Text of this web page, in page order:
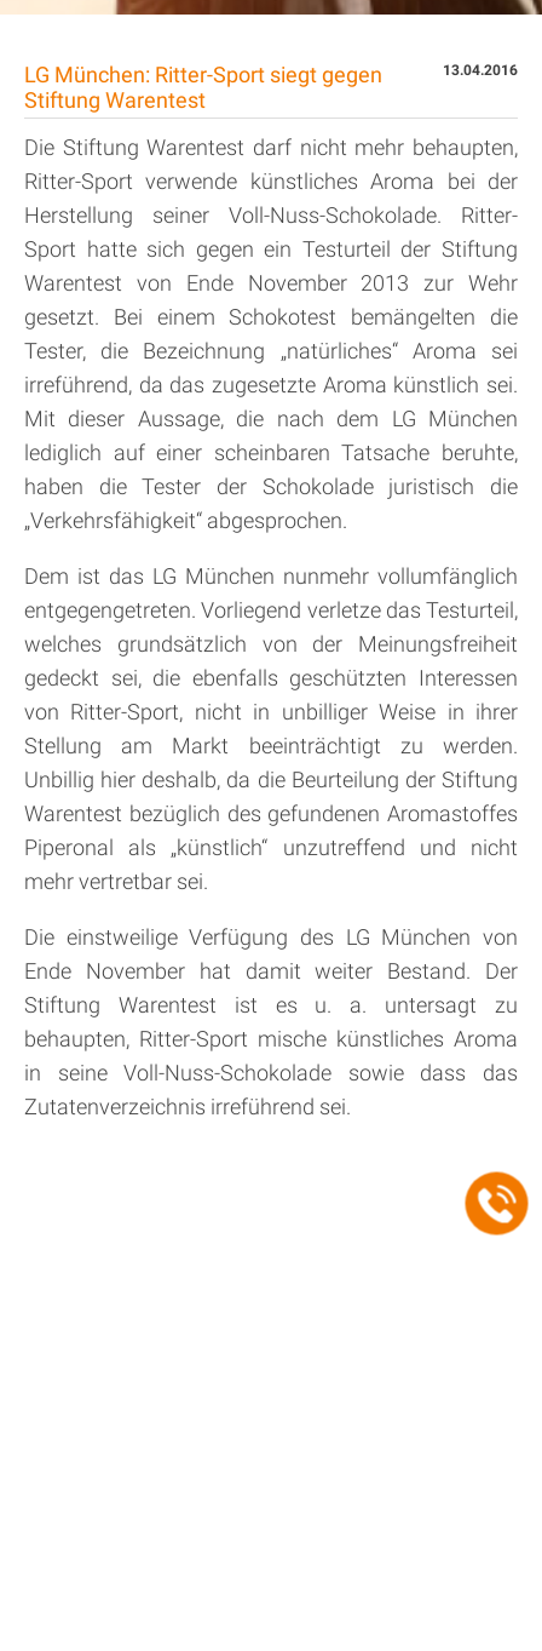
13.04.2016
LG München: Ritter-Sport siegt gegen
Stiftung Warentest
Die Stiftung Warentest darf nicht mehr behaupten,
Ritter-Sport verwende künstliches Aroma bei der
Herstellung seiner Voll-Nuss-Schokolade. Ritter-
Sport hatte sich gegen ein Testurteil der Stiftung
Warentest von Ende November 2013 zur Wehr
gesetzt. Bei einem Schokotest bemängelten die
Tester, die Bezeichnung „natürliches“ Aroma sei
irreführend, da das zugesetzte Aroma künstlich sei.
Mit dieser Aussage, die nach dem LG München
lediglich auf einer scheinbaren Tatsache beruhte,
haben die Tester der Schokolade juristisch die
„Verkehrsfähigkeit“ abgesprochen.
Dem ist das LG München nunmehr vollumfänglich
entgegengetreten. Vorliegend verletze das Testurteil,
welches grundsätzlich von der Meinungsfreiheit
gedeckt sei, die ebenfalls geschützten Interessen
von Ritter-Sport, nicht in unbilliger Weise in ihrer
Stellung am Markt beeinträchtigt zu werden.
Unbillig hier deshalb, da die Beurteilung der Stiftung
Warentest bezüglich des gefundenen Aromastoffes
Piperonal als „künstlich“ unzutreffend und nicht
mehr vertretbar sei.
Die einstweilige Verfügung des LG München von
Ende November hat damit weiter Bestand. Der
Stiftung Warentest ist es u. a. untersagt zu
behaupten, Ritter-Sport mische künstliches Aroma
in seine Voll-Nuss-Schokolade sowie dass das
Zutatenverzeichnis irreführend sei.